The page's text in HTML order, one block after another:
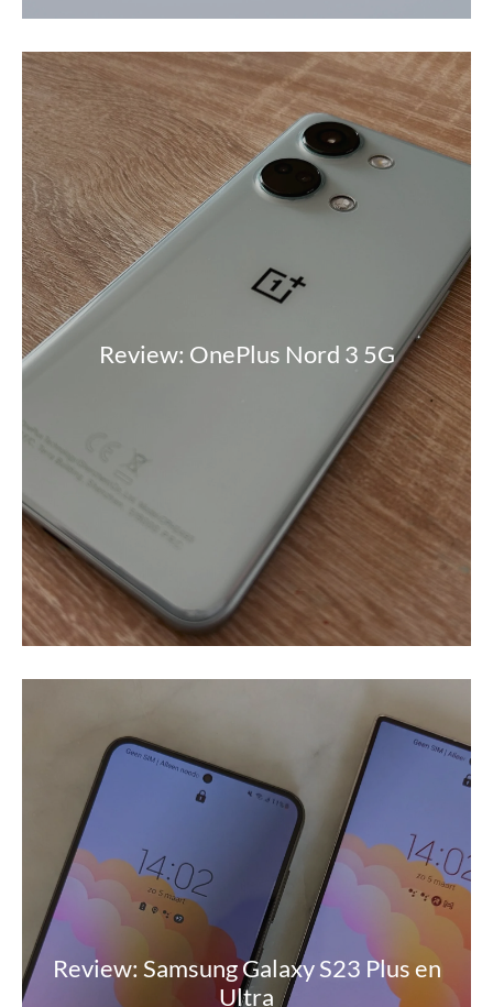
Review: OnePlus Nord 3 5G
Review: Samsung Galaxy S23 Plus en
Ultra